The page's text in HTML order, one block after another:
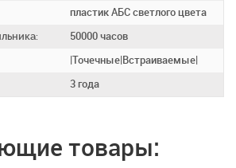
пластик АБС светлого цвета
50000 часов
|Точечные|Встраиваемые|
3 года
товары: